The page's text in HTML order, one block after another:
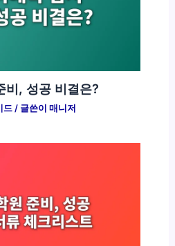
비, 성공 비결은?
드/ 글쓴이 매니저